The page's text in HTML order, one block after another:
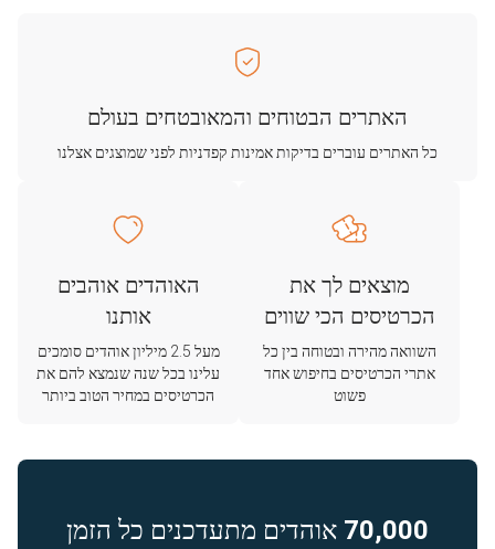
האתרים הבטוחים והמאובטחים בעולם
כל האתרים עוברים בדיקות אמינות קפדניות לפני שמוצגים אצלנו
מוצאים לך את
הכרטיסים הכי שווים
השוואה מהירה ובטוחה בין כל
אתרי הכרטיסים בחיפוש אחד
פשוט
האוהדים אוהבים
אותנו
מעל 2.5 מיליון אוהדים סומכים
עלינו בכל שנה שנמצא להם את
הכרטיסים במחיר הטוב ביותר
70,000 אוהדים מתעדכנים כל הזמן